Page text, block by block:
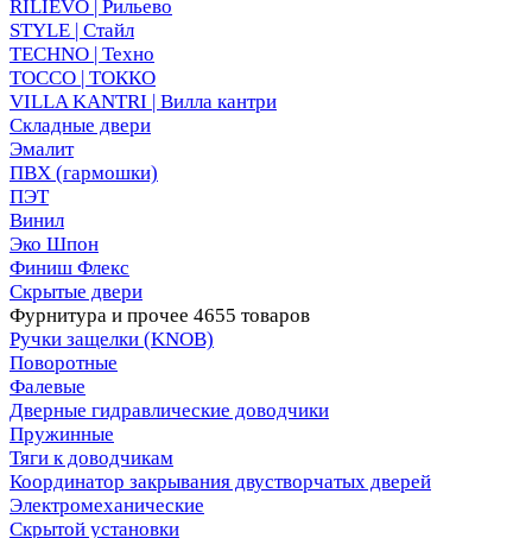
RILIEVO | Рильево
STYLE | Стайл
TECHNO | Техно
TOCCO | ТОККО
VILLA KANTRI | Вилла кантри
Складные двери
Эмалит
ПВХ (гармошки)
ПЭТ
Винил
Эко Шпон
Финиш Флекс
Скрытые двери
Фурнитура и прочее 4655 товаров
Ручки защелки (KNOB)
Поворотные
Фалевые
Дверные гидравлические доводчики
Пружинные
Тяги к доводчикам
Координатор закрывания двустворчатых дверей
Электромеханические
Скрытой установки